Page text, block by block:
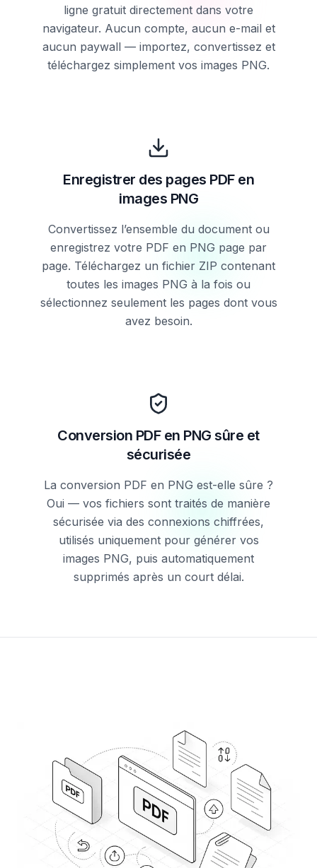
ligne gratuit directement dans votre
navigateur. Aucun compte, aucun e-mail et
aucun paywall — importez, convertissez et
téléchargez simplement vos images PNG.
Enregistrer des pages PDF en
images PNG
Convertissez l’ensemble du document ou
enregistrez votre PDF en PNG page par
page. Téléchargez un fichier ZIP contenant
toutes les images PNG à la fois ou
sélectionnez seulement les pages dont vous
avez besoin.
Conversion PDF en PNG sûre et
sécurisée
La conversion PDF en PNG est-elle sûre ?
Oui — vos fichiers sont traités de manière
sécurisée via des connexions chiffrées,
utilisés uniquement pour générer vos
images PNG, puis automatiquement
supprimés après un court délai.